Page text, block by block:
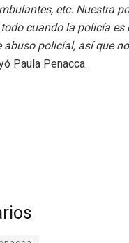
etc. Nuestra
cuando la policía
abuso policíal, así que
Paula Penacca.